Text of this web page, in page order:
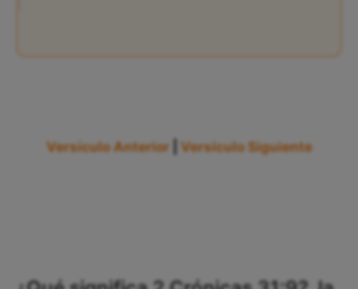
Versículo Anterior Versículo Siguiente